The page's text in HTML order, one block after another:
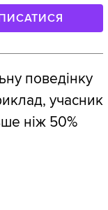
поведінку
учасник
ніж 50%